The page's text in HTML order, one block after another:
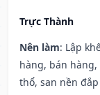
Trực Thành
Nên làm: Lập
hàng, bán
thổ, san nền